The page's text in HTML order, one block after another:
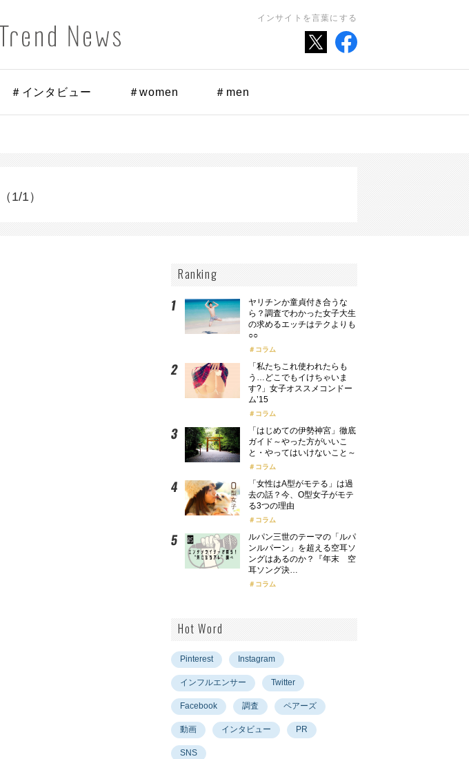
インサイトを言葉にする
＃インタビュー ＃women ＃men
（1/1）
Ranking
ヤリチンか童貞付き合うな
ら？調査でわかった女子大生
の求めるエッチはテクよりも
○○
コラム
「私たちこれ使われたらも
う…どこでもイけちゃいま
す?」女子オススメコンドー
ム’15
コラム
「はじめての伊勢神宮」徹底
ガイド～やった方がいいこ
と・やってはいけないこと～
コラム
「女性はA型がモテる」は過
去の話？今、O型女子がモテ
る3つの理由
コラム
ルパン三世のテーマの「ルパ
ンルパーン」を超える空耳ソ
ングはあるのか？『年末 空
耳ソング決…
コラム
Hot Word
Pinterest Instagram
インフルエンサー Twitter
Facebook 調査 ペアーズ
動画 インタビュー PR
SNS